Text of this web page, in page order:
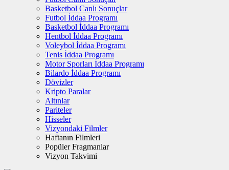
Basketbol Canlı Sonuçlar
Futbol İddaa Programı
Basketbol İddaa Programı
Hentbol İddaa Programı
Voleybol İddaa Programı
Tenis İddaa Programı
Motor Sporları İddaa Programı
Bilardo İddaa Programı
Dövizler
Kripto Paralar
Altınlar
Pariteler
Hisseler
Vizyondaki Filmler
Haftanın Filmleri
Popüler Fragmanlar
Vizyon Takvimi